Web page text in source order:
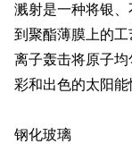
溅射是一种将银
到聚酯薄膜上的
离子轰击将原子
彩和出色的太阳能
钢化玻璃